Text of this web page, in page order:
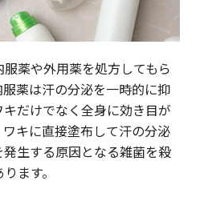
薬や外用薬を処方してもら
薬は汗の分泌を一時的に抑
だけでなく全身に効き目が
キに直接塗布して汗の分泌
生する原因となる雑菌を殺
ます。